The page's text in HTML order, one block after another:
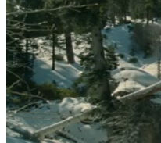
Susanne
Sundfør